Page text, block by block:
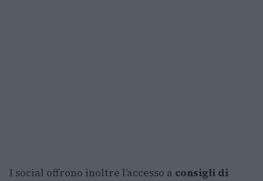
I social offrono inoltre l’accesso a consigli di